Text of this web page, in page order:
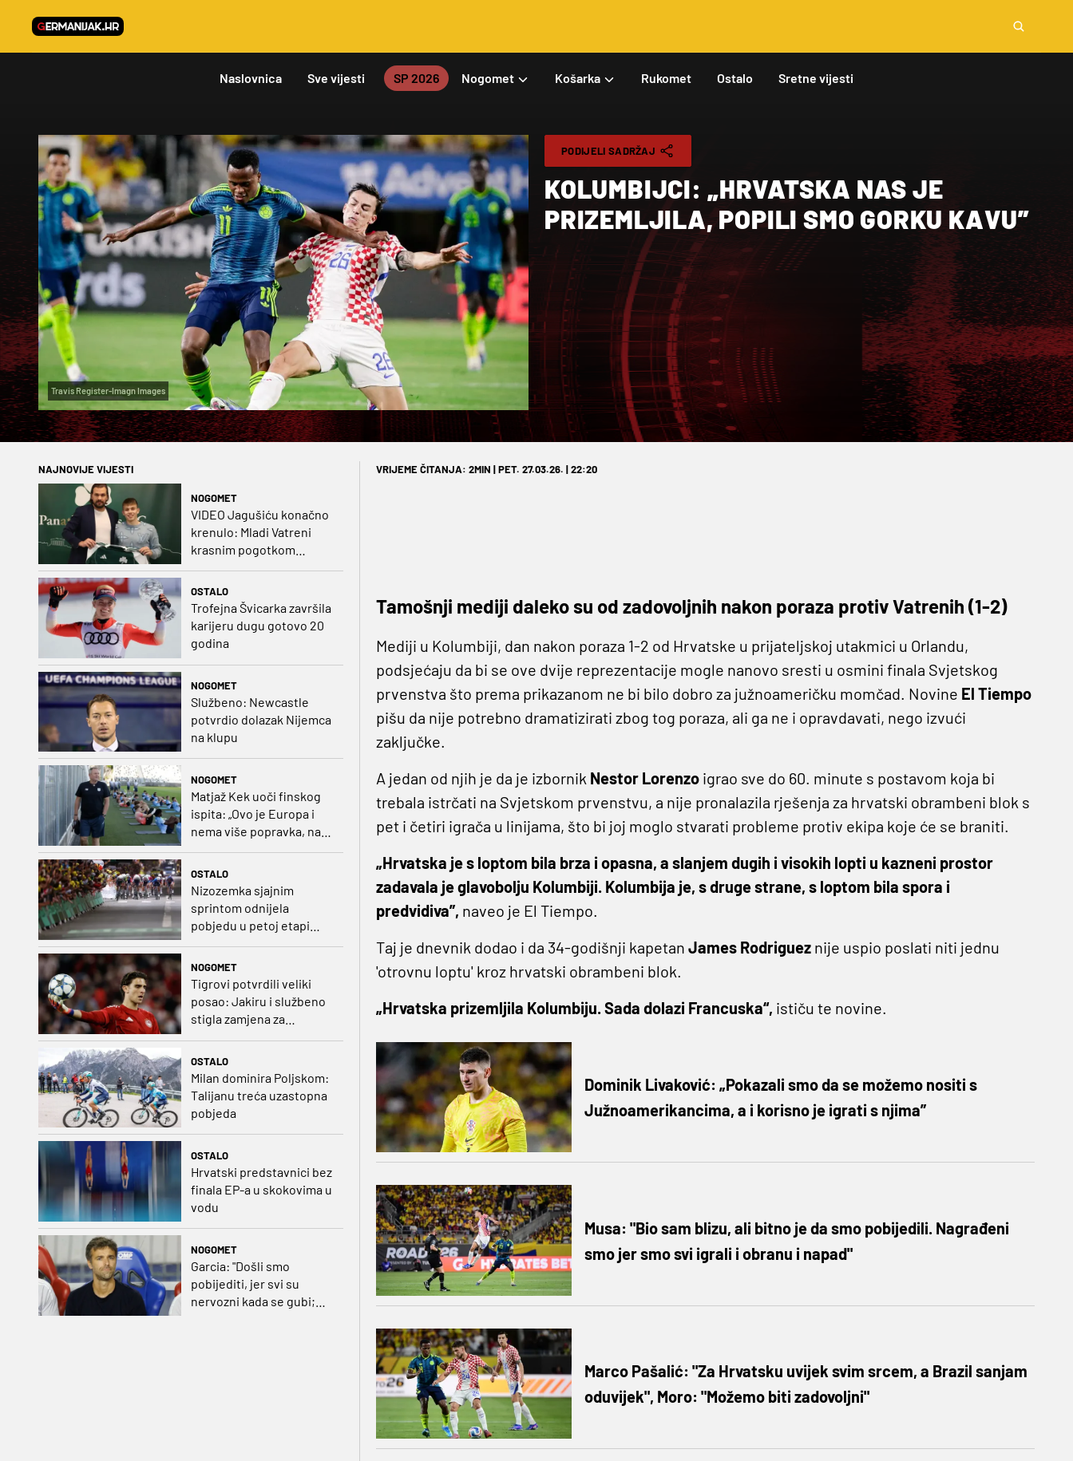
Naslovnica Sve vijesti SP 2026 Nogomet Košarka Rukomet Ostalo Sretne vijesti
Travis Register-Imagn Images
PODIJELI SADRŽAJ
KOLUMBIJCI: „HRVATSKA NAS JE
PRIZEMLJILA, POPILI SMO GORKU KAVU”
NAJNOVIJE VIJESTI
NOGOMET
VIDEO Jagušiću konačno
krenulo: Mladi Vatreni
krasnim pogotkom
OSTALO
Trofejna Švicarka završila
karijeru dugu gotovo 20
godina
NOGOMET
Službeno: Newcastle
potvrdio dolazak Nijemca
na klupu
NOGOMET
Matjaž Kek uoči finskog
ispita: „Ovo je Europa i
nema više popravka, na
Rujevici se nešto pita i
OSTALO
Nizozemka sjajnim
sprintom odnijela
pobjedu u petoj etapi
NOGOMET
Tigrovi potvrdili veliki
posao: Jakiru i službeno
stigla zamjena za
OSTALO
Milan dominira Poljskom:
Talijanu treća uzastopna
pobjeda
OSTALO
Hrvatski predstavnici bez
finala EP-a u skokovima u
vodu
NOGOMET
Garcia: "Došli smo
pobijediti, jer svi su
nervozni kada se gubi;
VRIJEME ČITANJA: 2MIN | PET. 27.03.26. | 22:20
Tamošnji mediji daleko su od zadovoljnih nakon poraza protiv Vatrenih (1-2)
Mediji u Kolumbiji, dan nakon poraza 1-2 od Hrvatske u prijateljskoj utakmici u Orlandu,
podsjećaju da bi se ove dvije reprezentacije mogle nanovo sresti u osmini finala Svjetskog
prvenstva što prema prikazanom ne bi bilo dobro za južnoameričku momčad. Novine El Tiempo
pišu da nije potrebno dramatizirati zbog tog poraza, ali ga ne i opravdavati, nego izvući
zaključke.
A jedan od njih je da je izbornik Nestor Lorenzo igrao sve do 60. minute s postavom koja bi
trebala istrčati na Svjetskom prvenstvu, a nije pronalazila rješenja za hrvatski obrambeni blok s
pet i četiri igrača u linijama, što bi joj moglo stvarati probleme protiv ekipa koje će se braniti.
„Hrvatska je s loptom bila brza i opasna, a slanjem dugih i visokih lopti u kazneni prostor
zadavala je glavobolju Kolumbiji. Kolumbija je, s druge strane, s loptom bila spora i
predvidiva”, naveo je El Tiempo.
Taj je dnevnik dodao i da 34-godišnji kapetan James Rodriguez nije uspio poslati niti jednu
'otrovnu loptu' kroz hrvatski obrambeni blok.
„Hrvatska prizemljila Kolumbiju. Sada dolazi Francuska“, ističu te novine.
Dominik Livaković: „Pokazali smo da se možemo nositi s
Južnoamerikancima, a i korisno je igrati s njima”
Musa: "Bio sam blizu, ali bitno je da smo pobijedili. Nagrađeni
smo jer smo svi igrali i obranu i napad"
Marco Pašalić: "Za Hrvatsku uvijek svim srcem, a Brazil sanjam
oduvijek", Moro: "Možemo biti zadovoljni"